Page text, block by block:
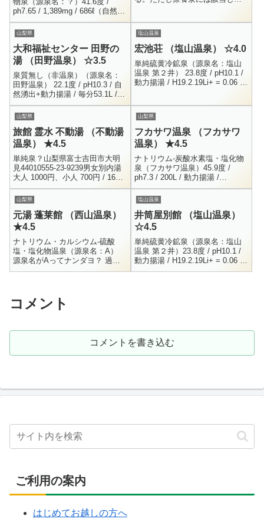
ph7.65 / 1,389mg / 686ℓ（自然湧
出）山梨県甲斐市篠原477男女別
内湯 ・ 露天風呂055-27...
山梨県
大和福祉センター 田野の
湯 （田野温泉） ☆3.5
泉質無し（非温泉）（源泉名：
田野温泉） 22.1度 / pH10.3 / 自
然湧出+動力揚湯 / 毎分53.1L /
H10.3.10Na+ = 28.6 / K+ = 0.5
/...
塩山温泉
宏池荘 （塩山温泉） ☆4.0
単純硫黄冷鉱泉（源泉名：塩山
温泉 第２井） 23.8度 / pH10.1 /
動力揚湯 / H19.2.19Li+ = 0.06 /
山梨県
旅館 霊水 不動湯 （不動湯
温泉） ★4.5
単純泉？山梨県富士吉田市大明
見44010555-23-9239男女別内湯
大人 1000円、小人 700円 / 16時
以降は 大人 600円、小人 500円
8:00 ～ 21:00水...
山梨県
フカサワ温泉 （フカサワ
温泉） ★4.5
ナトリウム-炭酸水素塩・塩化物
泉（フカサワ温泉）45.9度 /
ph7.3 / 200L / 動力揚湯 /
H17.8.11Na+ = 258.7 / K+ = 24.1
/ Ca...
山梨県
元湯 蓬莱館 （西山温泉）
★4.5
ナトリウム・カルシウム-硫酸
塩・塩化物温泉（源泉名：A）
源泉名がAってナンダヨ？ 過去
の成分表から、源泉名は「西山
塩山温泉
井筒屋別館 （塩山温泉）
☆4.5
単純硫黄冷鉱泉（源泉名：塩山
温泉 第２井）23.8度 / pH10.1 /
動力揚湯 / H19.2.19Li+ = 0.06 /
Na+ = 45.9 / K+ = 0.3 / ...
コメント
コメントを書き込む
ご利用の案内
はじめてお越しの方へ